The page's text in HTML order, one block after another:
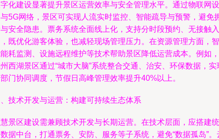
化建设显著提升景区运营效率与安全管理水平。通过物联网设
5G网络，景区可实现人流实时监控、智能疏导与预警，避免
安全隐患。票务系统全面线上化，支持分时段预约、无接触入
既优化游客体验，也减轻现场管理压力。在资源管理方面，智
耗监测、设施远程维护等技术帮助景区降低运营成本。例如，
西湖景区通过“城市大脑”系统整合交通、治安、环保数据，实
门协同调度，节假日高峰管理效率提升40%以上。
技术开发与运营：构建可持续生态体系
景区建设需兼顾技术开发与长期运营。在技术层面，应搭建统
据中台，打通票务、安防、服务等子系统，避免“数据孤岛”。